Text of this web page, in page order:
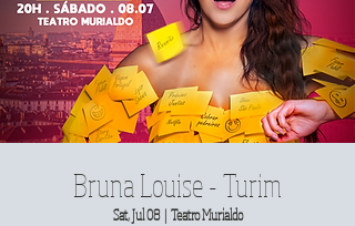
Bruna Louise - Turim
Sat, Jul 08
  |
Teatro Murialdo